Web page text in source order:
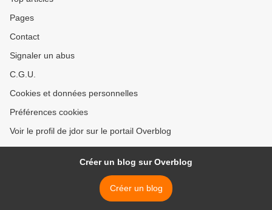
Pages
Contact
Signaler un abus
C.G.U.
Cookies et données personnelles
Préférences cookies
Voir le profil de jdor sur le portail Overblog
Créer un blog sur Overblog
Créer un blog